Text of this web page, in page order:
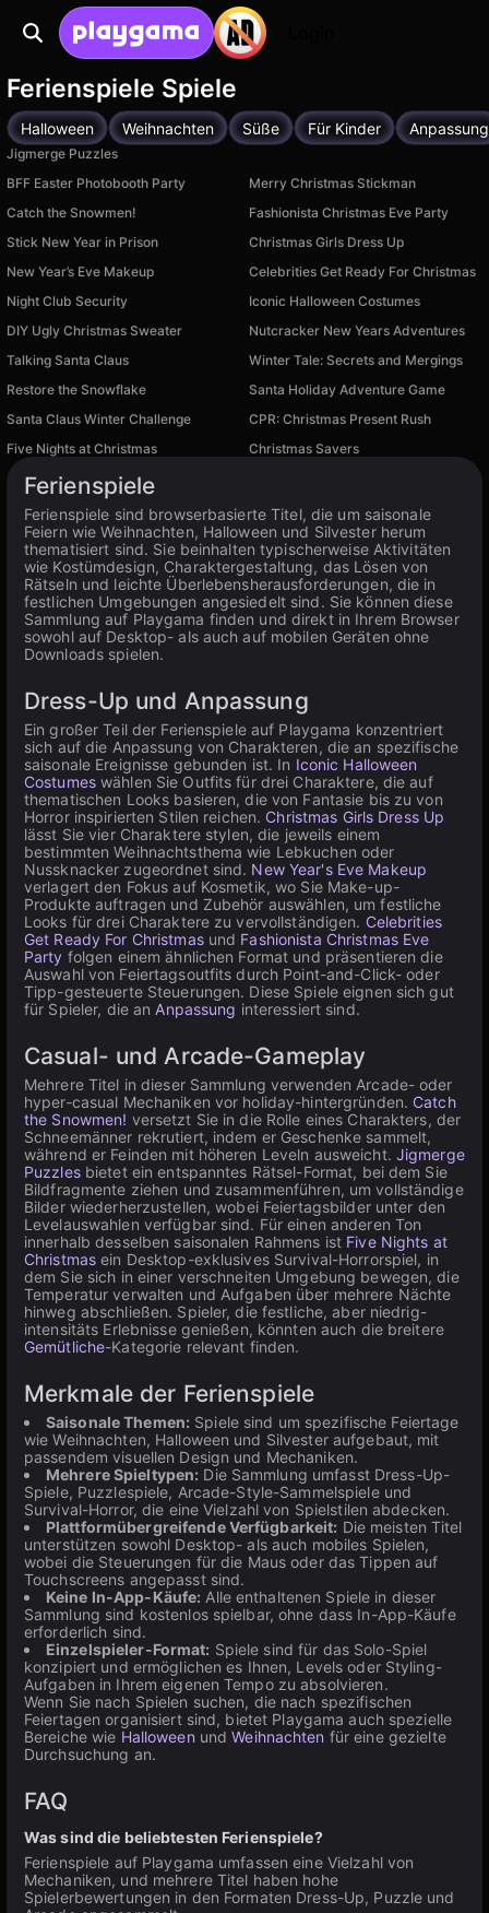
Ferienspiele Spiele
Halloween Weihnachten Süße Für Kinder Anpassung
Jigmerge Puzzles
BFF Easter Photobooth Party
Merry Christmas Stickman
Catch the Snowmen!
Fashionista Christmas Eve Party
Stick New Year in Prison
Christmas Girls Dress Up
New Year’s Eve Makeup
Celebrities Get Ready For Christmas
Night Club Security
Iconic Halloween Costumes
DIY Ugly Christmas Sweater
Nutcracker New Years Adventures
Talking Santa Claus
Winter Tale: Secrets and Mergings
Restore the Snowflake
Santa Holiday Adventure Game
Santa Claus Winter Challenge
CPR: Christmas Present Rush
Verfügbar auf PC
Five Nights at Christmas Christmas Savers
Ferienspiele
Ferienspiele sind browserbasierte Titel, die um saisonale
Feiern wie Weihnachten, Halloween und Silvester herum
thematisiert sind. Sie beinhalten typischerweise Aktivitäten
wie Kostümdesign, Charaktergestaltung, das Lösen von
Rätseln und leichte Überlebensherausforderungen, die in
festlichen Umgebungen angesiedelt sind. Sie können diese
Sammlung auf Playgama finden und direkt in Ihrem Browser
sowohl auf Desktop- als auch auf mobilen Geräten ohne
Downloads spielen.
Dress-Up und Anpassung
Ein großer Teil der Ferienspiele auf Playgama konzentriert
sich auf die Anpassung von Charakteren, die an spezifische
saisonale Ereignisse gebunden ist. In Iconic Halloween
Costumeswählen Sie Outfits für drei Charaktere, die auf
thematischen Looks basieren, die von Fantasie bis zu von
Horror inspirierten Stilen reichen. Christmas Girls Dress Up
lässt Sie vier Charaktere stylen, die jeweils einem
bestimmten Weihnachtsthema wie Lebkuchen oder
Nussknacker zugeordnet sind. New Year's Eve Makeup
verlagert den Fokus auf Kosmetik, wo Sie Make-up-
Produkte auftragen und Zubehör auswählen, um festliche
Looks für drei Charaktere zu vervollständigen. Celebrities
Get Ready For Christmasund Fashionista Christmas Eve
Party folgen einem ähnlichen Format und präsentieren die
Auswahl von Feiertagsoutfits durch Point-and-Click- oder
Tipp-gesteuerte Steuerungen. Diese Spiele eignen sich gut
für Spieler, die anAnpassung interessiert sind.
Casual- und Arcade-Gameplay
Mehrere Titel in dieser Sammlung verwenden Arcade- oder
hyper-casual Mechaniken vor holiday-hintergründen. Catch
the Snowmen! versetzt Sie in die Rolle eines Charakters, der
Schneemänner rekrutiert, indem er Geschenke sammelt,
während er Feinden mit höheren Leveln ausweicht. Jigmerge
Puzzlesbietet ein entspanntes Rätsel-Format, bei dem Sie
Bildfragmente ziehen und zusammenführen, um vollständige
Bilder wiederherzustellen, wobei Feiertagsbilder unter den
Levelauswahlen verfügbar sind. Für einen anderen Ton
innerhalb desselben saisonalen Rahmens ist Five Nights at
Christmas ein Desktop-exklusives Survival-Horrorspiel, in
dem Sie sich in einer verschneiten Umgebung bewegen, die
Temperatur verwalten und Aufgaben über mehrere Nächte
hinweg abschließen. Spieler, die festliche, aber niedrig-
intensitäts Erlebnisse genießen, könnten auch die breitere
Gemütliche-Kategorie relevant finden.
Merkmale der Ferienspiele
Saisonale Themen: Spiele sind um spezifische Feiertage
wie Weihnachten, Halloween und Silvester aufgebaut, mit
passendem visuellen Design und Mechaniken.
Mehrere Spieltypen: Die Sammlung umfasst Dress-Up-
Spiele, Puzzlespiele, Arcade-Style-Sammelspiele und
Survival-Horror, die eine Vielzahl von Spielstilen abdecken.
Plattformübergreifende Verfügbarkeit: Die meisten Titel
unterstützen sowohl Desktop- als auch mobiles Spielen,
wobei die Steuerungen für die Maus oder das Tippen auf
Touchscreens angepasst sind.
Keine In-App-Käufe: Alle enthaltenen Spiele in dieser
Sammlung sind kostenlos spielbar, ohne dass In-App-Käufe
erforderlich sind.
Einzelspieler-Format: Spiele sind für das Solo-Spiel
konzipiert und ermöglichen es Ihnen, Levels oder Styling-
Aufgaben in Ihrem eigenen Tempo zu absolvieren.
Wenn Sie nach Spielen suchen, die nach spezifischen
Feiertagen organisiert sind, bietet Playgama auch spezielle
Bereiche wie Halloween undWeihnachten für eine gezielte
Durchsuchung an.
FAQ
Was sind die beliebtesten Ferienspiele?
Ferienspiele auf Playgama umfassen eine Vielzahl von
Mechaniken, und mehrere Titel haben hohe
Spielerbewertungen in den Formaten Dress-Up, Puzzle und